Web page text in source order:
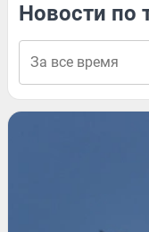
Новости по